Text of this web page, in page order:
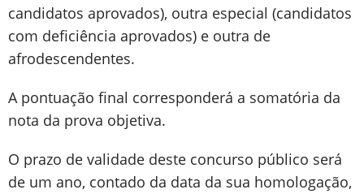
candidatos aprovados), outra especial (candidatos
com deficiência aprovados) e outra de
afrodescendentes.
A pontuação final corresponderá a somatória da
nota da prova objetiva.
O prazo de validade deste concurso público será
de um ano, contado da data da sua homologação,